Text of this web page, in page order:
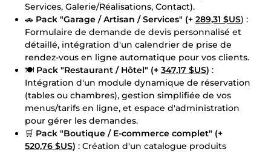
Services, Galerie/Réalisations, Contact).
🚗 Pack "Garage / Artisan / Services" (+ 289,31 $US) :
Formulaire de demande de devis personnalisé et
détaillé, intégration d'un calendrier de prise de
rendez-vous en ligne automatique pour vos clients.
🍽️ Pack "Restaurant / Hôtel" (+ 347,17 $US) :
Intégration d'un module dynamique de réservation
(tables ou chambres), gestion simplifiée de vos
menus/tarifs en ligne, et espace d'administration
pour gérer les demandes.
🛒 Pack "Boutique / E-commerce complet" (+
520,76 $US) : Création d'un catalogue produits